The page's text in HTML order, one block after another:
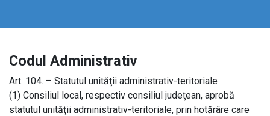
Codul Administrativ
Art. 104. – Statutul unităţii administrativ-teritoriale
(1) Consiliul local, respectiv consiliul judeţean, aprobă
statutul unităţii administrativ-teritoriale, prin hotărâre care